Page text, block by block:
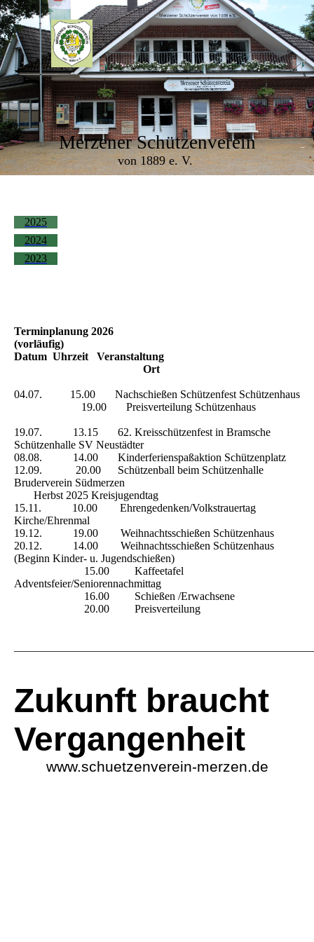
Merzener Schützenverein
von 1889 e. V.
2025
2024
2023
Terminplanung 2026
(vorläufig)
Datum Uhrzeit Veranstaltung
Ort
04.07. 15.00 Nachschießen Schützenfest Schützenhaus
19.00 Preisverteilung Schützenhaus
19.07. 13.15 62. Kreisschützenfest in Bramsche
Schützenhalle SV Neustädter
08.08. 14.00 Kinderferienspaßaktion Schützenplatz
12.09. 20.00 Schützenball beim Schützenhalle
Bruderverein Südmerzen
Herbst 2025 Kreisjugendtag
15.11. 10.00 Ehrengedenken/Volkstrauertag
Kirche/Ehrenmal
19.12. 19.00 Weihnachtsschießen Schützenhaus
20.12. 14.00 Weihnachtsschießen Schützenhaus
(Beginn Kinder- u. Jugendschießen)
15.00 Kaffeetafel
Adventsfeier/Seniorennachmittag
16.00 Schießen /Erwachsene
20.00 Preisverteilung
Zukunft braucht
Vergangenheit
www.schuetzenverein-merzen.de